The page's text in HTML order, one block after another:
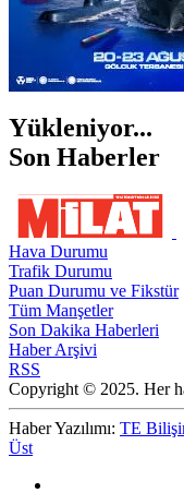
Yükleniyor...
Son Haberler
Hava Durumu
Trafik Durumu
Puan Durumu ve Fikstür
Tüm Manşetler
Son Dakika Haberleri
Haber Arşivi
RSS
Copyright © 2025. Her
Haber Yazılımı: TE
Üst